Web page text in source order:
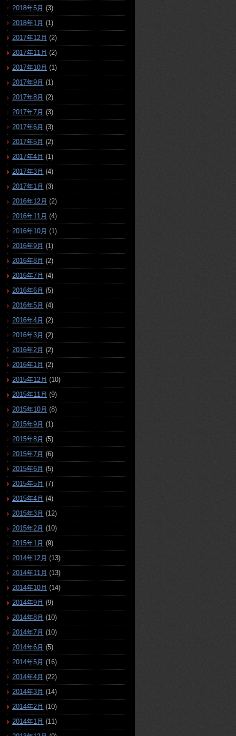
2018年5月 (3)
2018年1月 (1)
2017年12月 (2)
2017年11月 (2)
2017年10月 (1)
2017年9月 (1)
2017年8月 (2)
2017年7月 (3)
2017年6月 (3)
2017年5月 (2)
2017年4月 (1)
2017年3月 (4)
2017年1月 (3)
2016年12月 (2)
2016年11月 (4)
2016年10月 (1)
2016年9月 (1)
2016年8月 (2)
2016年7月 (4)
2016年6月 (5)
2016年5月 (4)
2016年4月 (2)
2016年3月 (2)
2016年2月 (2)
2016年1月 (2)
2015年12月 (10)
2015年11月 (9)
2015年10月 (8)
2015年9月 (1)
2015年8月 (5)
2015年7月 (6)
2015年6月 (5)
2015年5月 (7)
2015年4月 (4)
2015年3月 (12)
2015年2月 (10)
2015年1月 (9)
2014年12月 (13)
2014年11月 (13)
2014年10月 (14)
2014年9月 (9)
2014年8月 (10)
2014年7月 (10)
2014年6月 (5)
2014年5月 (16)
2014年4月 (22)
2014年3月 (14)
2014年2月 (10)
2014年1月 (11)